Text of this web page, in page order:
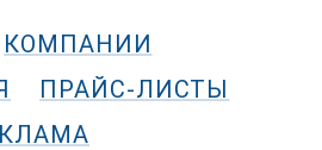
КОМПАНИИ
ПРАЙС-ЛИСТЫ